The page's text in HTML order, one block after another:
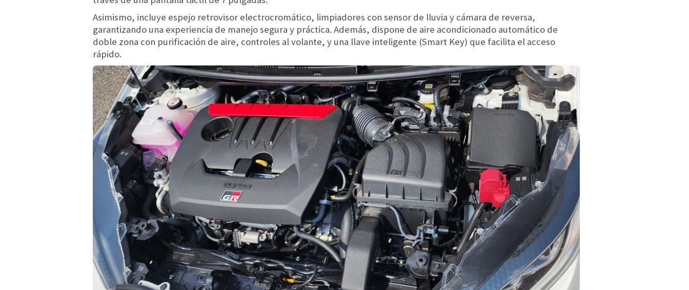
Asimismo, incluye espejo retrovisor electrocromático, limpiadores con sensor de lluvia y cámara de reversa,
garantizando una experiencia de manejo segura y práctica. Además, dispone de aire acondicionado automático de
doble zona con purificación de aire, controles al volante, y una llave inteligente (Smart Key) que facilita el acceso
rápido.